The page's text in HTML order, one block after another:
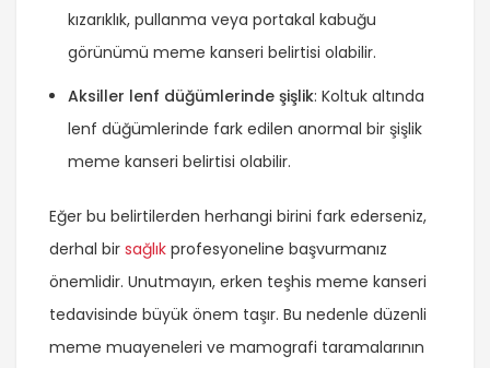
kızarıklık, pullanma veya portakal kabuğu
görünümü meme kanseri belirtisi olabilir.
Aksiller lenf düğümlerinde şişlik: Koltuk altında
lenf düğümlerinde fark edilen anormal bir şişlik
meme kanseri belirtisi olabilir.
Eğer bu belirtilerden herhangi birini fark ederseniz,
derhal bir sağlık profesyoneline başvurmanız
önemlidir. Unutmayın, erken teşhis meme kanseri
tedavisinde büyük önem taşır. Bu nedenle düzenli
meme muayeneleri ve mamografi taramalarının